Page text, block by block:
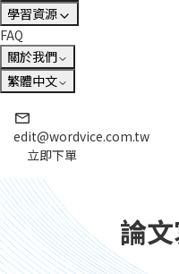
學習資源
FAQ
關於我們
繁體中文
edit@wordvice.com.tw
立即下單
論